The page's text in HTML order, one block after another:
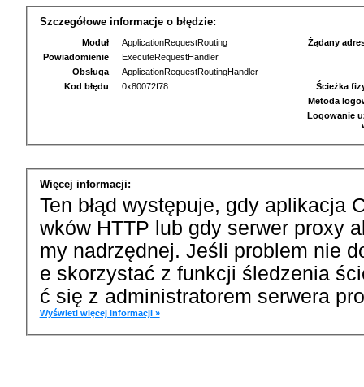
Szczegółowe informacje o błędzie:
Moduł
ApplicationRequestRouting
Powiadomienie
ExecuteRequestHandler
Obsługa
ApplicationRequestRoutingHandler
Kod błędu
0x80072f78
Żądany
Ścieżka
Metoda
Logowanie
Więcej informacji:
Ten błąd występuje, gdy aplikacja
wków HTTP lub gdy serwer proxy
my nadrzędnej. Jeśli problem nie
e skorzystać z funkcji śledzenia
ć się z administratorem serwera
Wyświetl więcej informacji »